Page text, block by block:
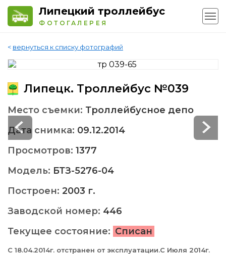
Липецкий троллейбус
ФОТОГАЛЕРЕЯ
< вернуться к списку фотографий
Липецк. Троллейбус №039
Место съемки: Троллейбусное депо
Дата снимка: 09.12.2014
Просмотров: 1377
Модель: БТЗ-5276-04
Построен: 2003 г.
Заводской номер: 446
Текущее состояние: Списан
С 18.04.2014г. отстранен от эксплуатации.С Июля 2014г.